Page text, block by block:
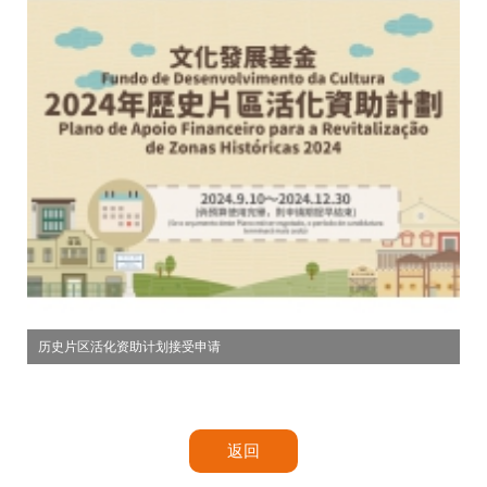
历史片区活化资助计划接受申请
返回